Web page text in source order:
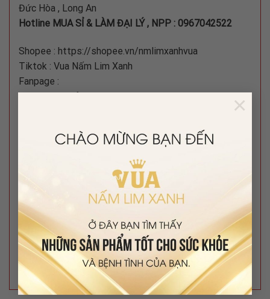
×
Đức Hòa , Long An
Hotline MUA SỈ & LÀM ĐẠI LÝ , NPP : 0967042522
Shopee : https://shopee.vn/nmlimxanhvua
Tiktok : Vua Nấm Lim Xanh
Fanpage :
https://www.facebook.com/vuanamlimxanh2023/
#namlimxanhtunhien #limxanh #tangcuongsinhluc
#nhansamkorea #namthuonghoang
#nhansamngoclinh #ungthu #viemgan #ubuou
#viemgut #tieuduong #matngu #stresss
#suynhuoccothe #thaoduoc #thaomoc
#tranamlimxanh #thaoduocthiennhien #duoclieuquy
#duoclieu #namlimxanhchuan #suckhoe
#namlimxanhsach #nongsansach #namlimxanh